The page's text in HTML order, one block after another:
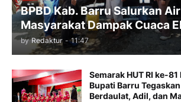
BPBD Kab. Barru Salurkan
Masyarakat Dampak Cuaca
by Redaktur - 11:47
Semarak HUT RI ke-
Bupati Barru
Berdaulat, Adil, dan